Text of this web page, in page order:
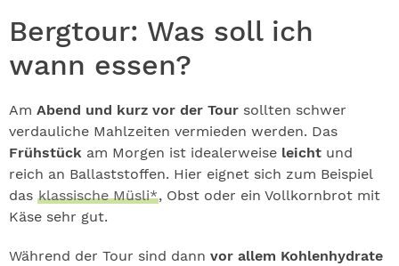
Bergtour: Was soll ich
wann essen?
Am Abend und kurz vor der Tour sollten schwer
verdauliche Mahlzeiten vermieden werden. Das
Frühstück am Morgen ist idealerweise leicht und
reich an Ballaststoffen. Hier eignet sich zum Beispiel
das klassische Müsli*, Obst oder ein Vollkornbrot mit
Käse sehr gut.
Während der Tour sind dann vor allem Kohlenhydrate